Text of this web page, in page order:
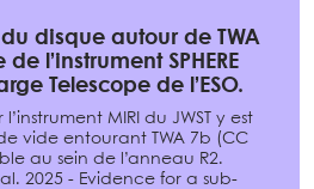
disque autour de TWA
l’instrument SPHERE
Telescope de l’ESO.
MIRI du JWST y est
vide entourant TWA 7b (CC
au sein de l’anneau R2.
2025 - Evidence for a sub-